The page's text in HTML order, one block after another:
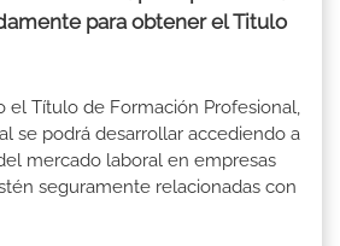
para obtener el Titulo
el Título de Formación Profesional,
se podrá desarrollar accediendo a
mercado laboral en empresas
seguramente relacionadas con